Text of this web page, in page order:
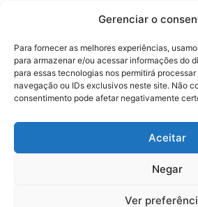
Gerenciar o
Para fornecer as melhores experiências,
para armazenar e/ou acessar informações do
para essas tecnologias nos permitirá
navegação ou IDs exclusivos neste site. Não
consentimento pode afetar negativamente
Aceitar
Negar
Ver